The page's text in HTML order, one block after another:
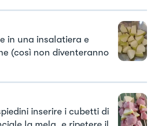
in una insalatiera e
(così non diventeranno
inserire i cubetti di